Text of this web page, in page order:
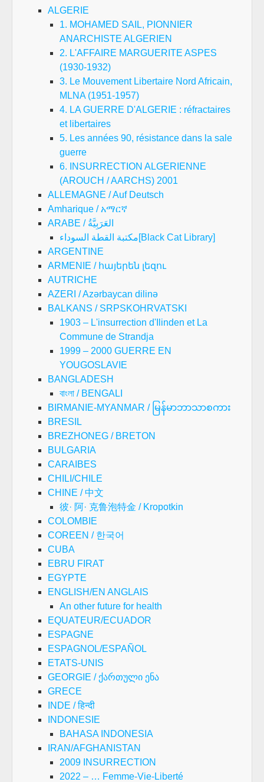
ALGERIE
1. MOHAMED SAIL, PIONNIER
ANARCHISTE ALGERIEN
2. L'AFFAIRE MARGUERITE ASPES
(1930-1932)
3. Le Mouvement Libertaire Nord Africain,
MLNA (1951-1957)
4. LA GUERRE D'ALGERIE : réfractaires
et libertaires
5. Les années 90, résistance dans la sale
guerre
6. INSURRECTION ALGERIENNE
(AROUCH / AARCHS) 2001
ALLEMAGNE / Auf Deutsch
Amharique / አማርኛ
ARABE / العَرَبِيَّةُ
مكتبة القطة السوداء[Black Cat Library]
ARGENTINE
ARMENIE / հայերեն լեզու
AUTRICHE
AZERI / Azərbaycan dilinə
BALKANS / SRPSKOHRVATSKI
1903 – L'insurrection d'Ilinden et La
Commune de Strandja
1999 – 2000 GUERRE EN
YOUGOSLAVIE
BANGLADESH
বাংলা / BENGALI
BIRMANIE-MYANMAR / မြန်မာဘာသာစကား
BRESIL
BREZHONEG / BRETON
BULGARIA
CARAIBES
CHILI/CHILE
CHINE / 中文
彼· 阿· 克鲁泡特金 / Kropotkin
COLOMBIE
COREEN / 한국어
CUBA
EBRU FIRAT
EGYPTE
ENGLISH/EN ANGLAIS
An other future for health
EQUATEUR/ECUADOR
ESPAGNE
ESPAGNOL/ESPAÑOL
ETATS-UNIS
GEORGIE / ქართული ენა
GRECE
INDE / हिन्दी
INDONESIE
BAHASA INDONESIA
IRAN/AFGHANISTAN
2009 INSURRECTION
2022 – … Femme-Vie-Liberté